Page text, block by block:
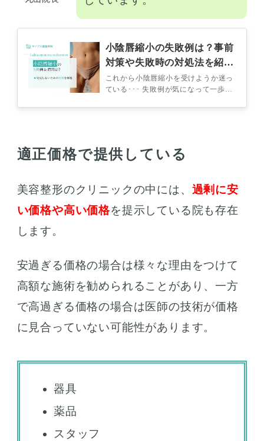
小陰唇縮小の失敗例は？事前
対策や失敗時の対処法を紹
介！
これから小陰唇縮小を受けようか迷っ
ている･･･ 失敗例が気になって一歩が
適正価格で提供している
美容整形のクリニックの中には、 過剰に安
い価格や高い価格を提示している院も存在
します。
安過ぎる価格の場合は様々な理由をつけて
高額な施術を勧められることがあり、一方
で高過ぎる価格の場合は医師の技術が価格
に見合っていない可能性があります。
器具
薬品
スタッフ